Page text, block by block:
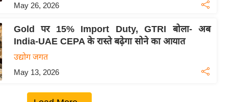
May 26, 2026
Gold पर 15% Import Duty, GTRI बोला- अब
India-UAE CEPA के रास्ते बढ़ेगा सोने का आयात
उद्योग जगत
May 13, 2026